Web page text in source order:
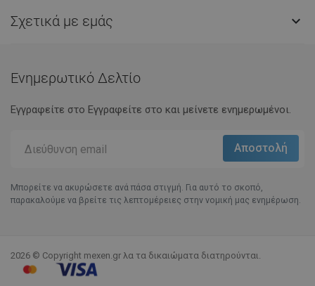
Σχετικά με εμάς 
Ενημερωτικό Δελτίο
Εγγραφείτε στο Eγγραφείτε στο και μείνετε ενημερωμένοι.
Μπορείτε να ακυρώσετε ανά πάσα στιγμή. Για αυτό το σκοπό,
παρακαλούμε να βρείτε τις λεπτομέρειες στην νομική μας ενημέρωση.
2026 © Copyright mexen.gr λα τα δικαιώματα διατηρούνται.